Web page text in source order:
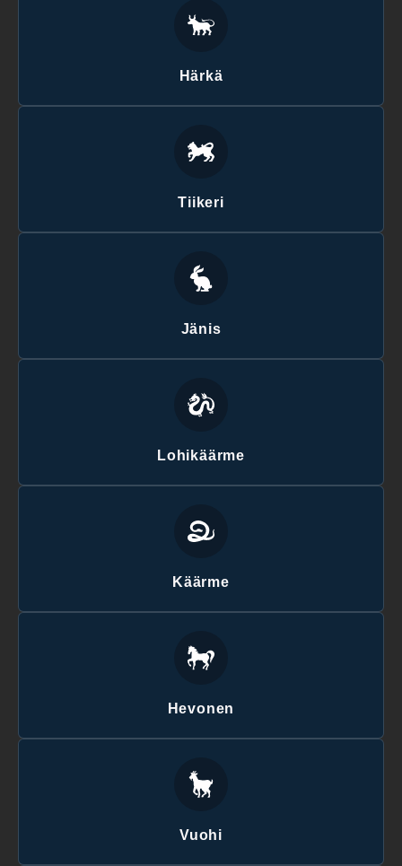
Härkä
Tiikeri
Jänis
Lohikäärme
Käärme
Hevonen
Vuohi